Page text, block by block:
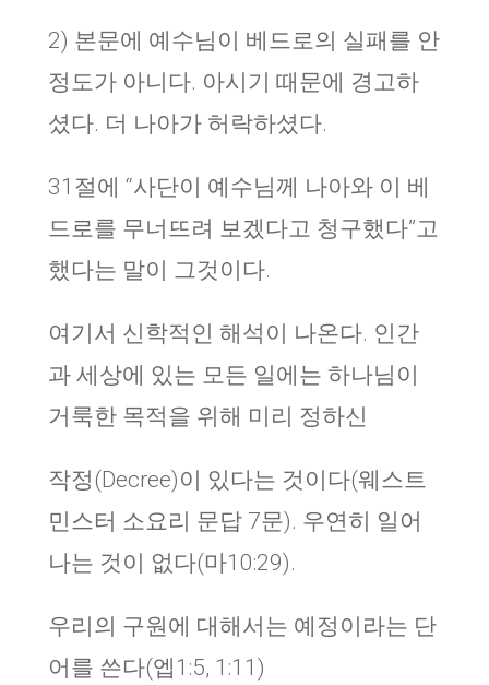
2) 본문에 예수님이 베드로의 실패를 안
정도가 아니다. 아시기 때문에 경고하
셨다. 더 나아가 허락하셨다.
31절에 “사단이 예수님께 나아와 이 베
드로를 무너뜨려 보겠다고 청구했다”고
했다는 말이 그것이다.
여기서 신학적인 해석이 나온다. 인간
과 세상에 있는 모든 일에는 하나님이
거룩한 목적을 위해 미리 정하신
작정(Decree)이 있다는 것이다(웨스트
민스터 소요리 문답 7문). 우연히 일어
나는 것이 없다(마10:29).
우리의 구원에 대해서는 예정이라는 단
어를 쓴다(엡1:5, 1:11)